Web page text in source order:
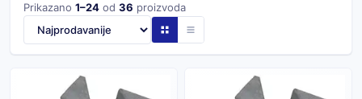
Prikazano 1–24 od 36 proizvoda